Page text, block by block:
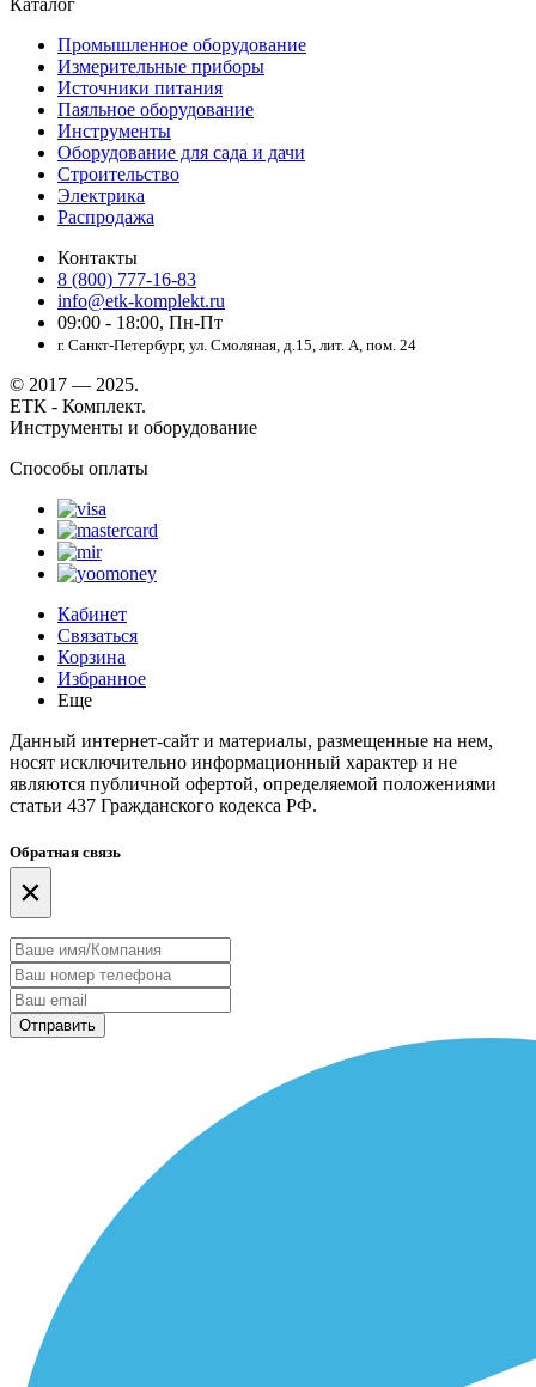
Промышленное оборудование
Измерительные приборы
Источники питания
Паяльное оборудование
Инструменты
Оборудование для сада и дачи
Строительство
Электрика
Распродажа
Контакты
8 (800) 777-16-83
info@etk-komplekt.ru
09:00 - 18:00, Пн-Пт
г. Санкт-Петербург, ул. Смоляная, д.15, лит. А, пом. 24
© 2017 — 2025.
ЕТК - Комплект.
Инструменты и оборудование
Способы оплаты
Кабинет
Связаться
Корзина
Избранное
Еще
Данный интернет-сайт и материалы, размещенные на нем,
носят исключительно информационный характер и не
являются публичной офертой, определяемой положениями
статьи 437 Гражданского кодекса РФ.
Обратная связь
×
Отправить